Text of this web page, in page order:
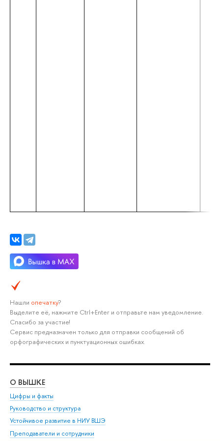
Нашли опечатку?
Выделите её, нажмите Ctrl+Enter и отправьте нам уведомление.
Спасибо за участие!
Сервис предназначен только для отправки сообщений об
орфографических и пунктуационных ошибках.
О ВЫШКЕ
Цифры и факты
Руководство и структура
Устойчивое развитие в НИУ ВШЭ
Преподаватели и сотрудники